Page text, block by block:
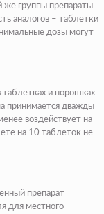
же группы препараты
аналогов – таблетки
дозы могут
таблетках и порошках
принимается дважды
воздействует на
на 10 таблеток не
препарат
для местного